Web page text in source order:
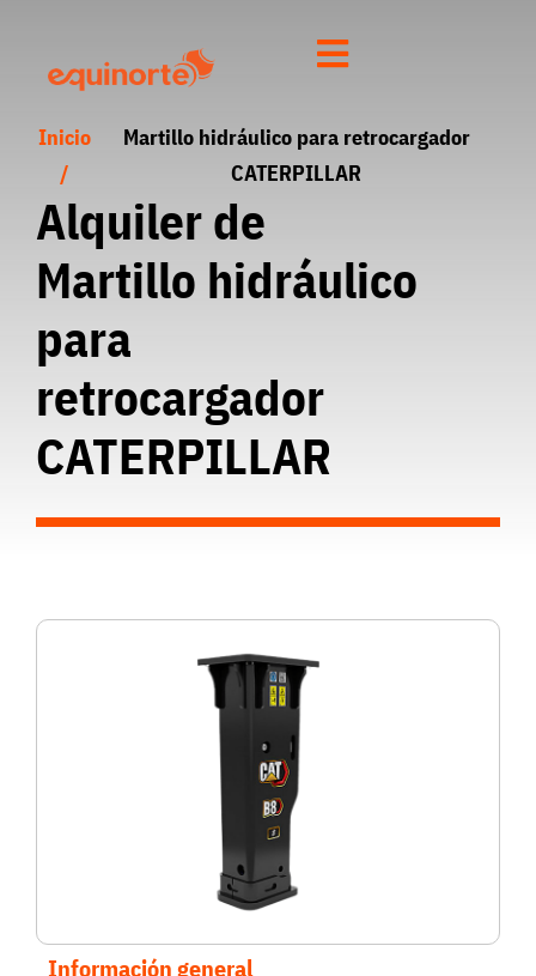
Inicio
/
Martillo hidráulico para retrocargador
CATERPILLAR
Alquiler de
Martillo hidráulico
para
retrocargador
CATERPILLAR
Información general